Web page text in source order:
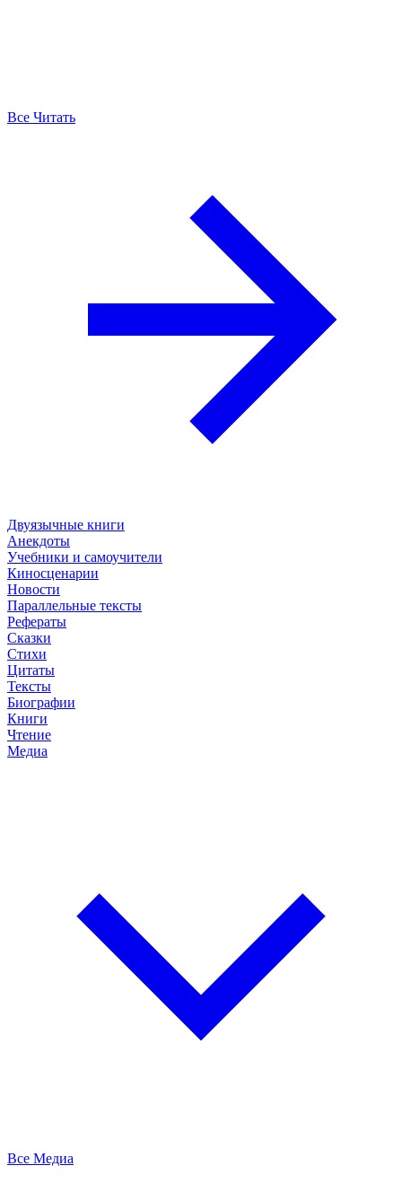
Все Читать
Двуязычные книги
Анекдоты
Учебники и самоучители
Киносценарии
Новости
Параллельные тексты
Рефераты
Сказки
Стихи
Цитаты
Тексты
Биографии
Книги
Чтение
Медиа
Все Медиа